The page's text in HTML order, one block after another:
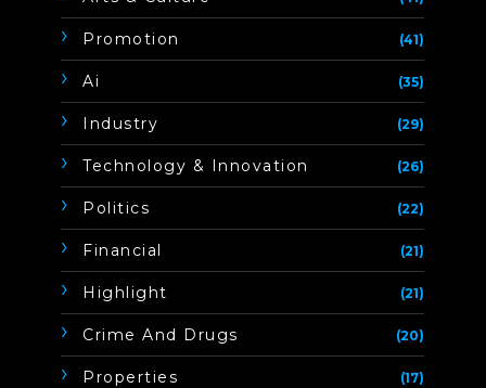
Promotion (41)
Ai (35)
Industry (29)
Technology & Innovation (26)
Politics (22)
Financial (21)
Highlight (21)
Crime And Drugs (20)
Properties (17)